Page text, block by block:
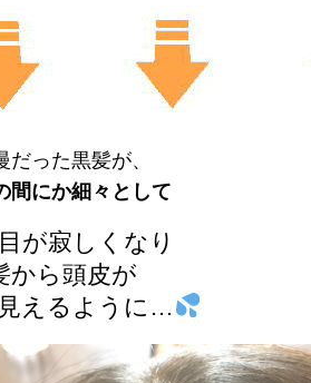
だった黒髪が、
間にか細々として
が寂しくなり
から頭皮が
えるように…